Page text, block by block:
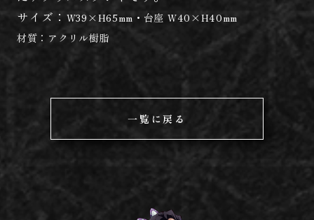
サイズ： W39×H65mm・台座 W40×H40mm
材質： アクリル樹脂
一覧に戻る